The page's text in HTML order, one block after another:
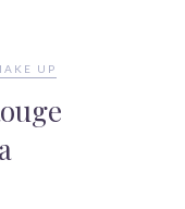
UP